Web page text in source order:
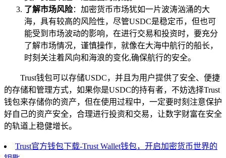
了解市场风险：加密货币市场犹如一片波涛汹涌的大
海，具有较高的风险性，尽管USDC是稳定币，但也可
能受到市场波动的影响，在进行交易和投资时，要充分
了解市场情况，谨慎操作，就像在大海中航行的船长，
时刻关注着风向和海浪的变化,确保航行的安全。
Trust钱包可以存储USDC，并且为用户提供了安全、便捷
的存储和管理方式，如果你是USDC的持有者，不妨选择Trust
钱包来存储你的资产，但在使用过程中，一定要时刻注意保护
好自己的资产安全，合理进行投资和交易，让数字财富在安全
的轨道上稳健增长。
Trust官方钱包下载-Trust Wallet钱包，开启加密货币世界的